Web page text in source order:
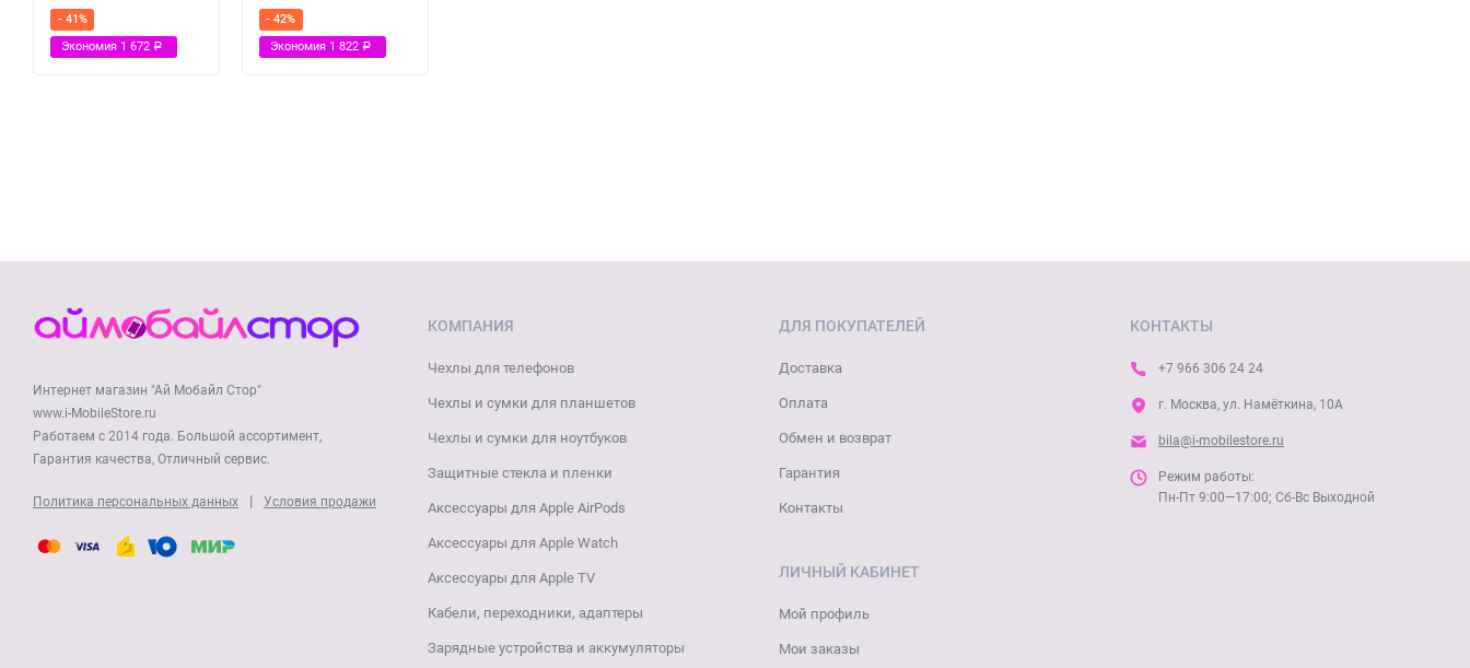
- 41%
Экономия 1 672 Р
- 42%
Экономия 1 822 Р
Интернет магазин "Ай Мобайл Стор"
www.i-MobileStore.ru
Работаем с 2014 года. Большой ассортимент,
Гарантия качества, Отличный сервис.
Политика персональных данных | Условия продажи
КОМПАНИЯ
Чехлы для телефонов
Чехлы и сумки для планшетов
Чехлы и сумки для ноутбуков
Защитные стекла и пленки
Аксессуары для Apple AirPods
Аксессуары для Apple Watch
Аксессуары для Apple TV
Кабели, переходники, адаптеры
Зарядные устройства и аккумуляторы
ДЛЯ ПОКУПАТЕЛЕЙ
Доставка
Оплата
Обмен и возврат
Гарантия
Контакты
ЛИЧНЫЙ КАБИНЕТ
Мой профиль
Мои заказы
КОНТАКТЫ
+7 966 306 24 24
г. Москва, ул. Намёткина, 10А
bila@i-mobilestore.ru
Режим работы:
Пн-Пт 9:00—17:00; Сб-Вс Выходной